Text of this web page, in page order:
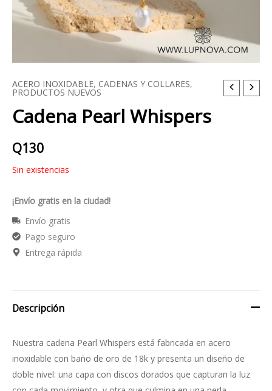
ACERO INOXIDABLE, CADENAS Y COLLARES,
PRODUCTOS NUEVOS
Cadena Pearl Whispers
Q130
Sin existencias
¡Envío gratis en la ciudad!
Envío gratis
Pago seguro
Entrega rápida
Descripción
Nuestra cadena Pearl Whispers está fabricada en acero
inoxidable con baño de oro de 18k y presenta un diseño de
doble nivel: una capa con discos dorados que capturan la luz